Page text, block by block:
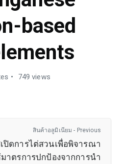
based
749 views
สินค้าอลูมิเนียม - Previous
ปิดการไต่สวนเพื่อพิจารณา
าตรการปกป้องจากการนำ